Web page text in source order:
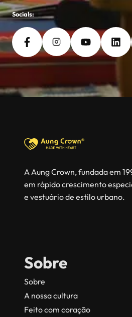
Socials:
A Aung Crown, fundada em
em rápido crescimento
e vestuário de estilo urbano.
Sobre
Sobre
A nossa cultura
Feito com coração